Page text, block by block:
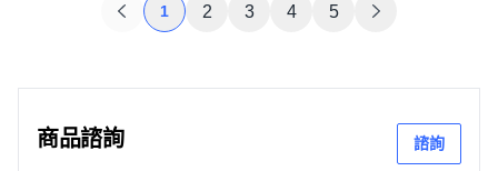
1 2 3 4 5
商品諮詢 諮詢